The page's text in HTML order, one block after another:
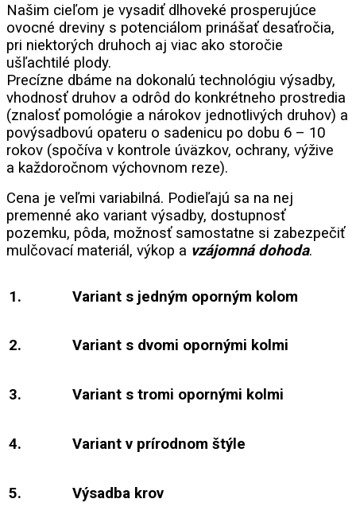
Našim cieľom je vysadiť dlhoveké prosperujúce
ovocné dreviny s potenciálom prinášať desaťročia,
pri niektorých druhoch aj viac ako storočie
ušľachtilé plody.
Precízne dbáme na dokonalú technológiu výsadby,
vhodnosť druhov a odrôd do konkrétneho prostredia
(znalosť pomológie a nárokov jednotlivých druhov) a
povýsadbovú opateru o sadenicu po dobu 6 – 10
rokov (spočíva v kontrole úväzkov, ochrany, výžive
a každoročnom výchovnom reze).
Cena je veľmi variabilná. Podieľajú sa na nej
premenné ako variant výsadby, dostupnosť
pozemku, pôda, možnosť samostatne si zabezpečiť
mulčovací materiál, výkop a vzájomná dohoda.
1. Variant s jedným oporným kolom
2. Variant s dvomi opornými kolmi
3. Variant s tromi opornými kolmi
4. Variant v prírodnom štýle
5. Výsadba krov